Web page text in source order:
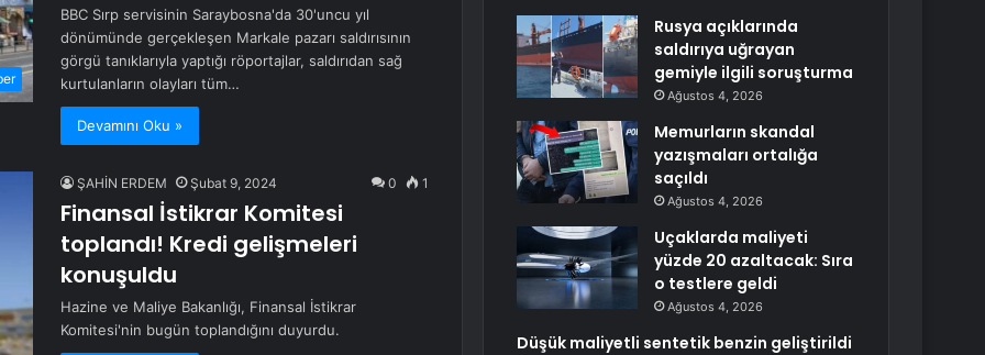
BBC Sırp servisinin Saraybosna'da 30'uncu yıl
dönümünde gerçekleşen Markale pazarı saldırısının
görgü tanıklarıyla yaptığı röportajlar, saldırıdan sağ
kurtulanların olayları tüm…
Devamını Oku »
ŞAHİN ERDEM Şubat 9, 2024 0 1
Finansal İstikrar Komitesi
toplandı! Kredi gelişmeleri
konuşuldu
Hazine ve Maliye Bakanlığı, Finansal İstikrar
Komitesi'nin bugün toplandığını duyurdu.
Rusya açıklarında
saldırıya uğrayan
gemiyle ilgili soruşturma
Ağustos 4, 2026
Memurların skandal
yazışmaları ortalığa
saçıldı
Ağustos 4, 2026
Uçaklarda maliyeti
yüzde 20 azaltacak: Sıra
o testlere geldi
Ağustos 4, 2026
Düşük maliyetli sentetik benzin geliştirildi